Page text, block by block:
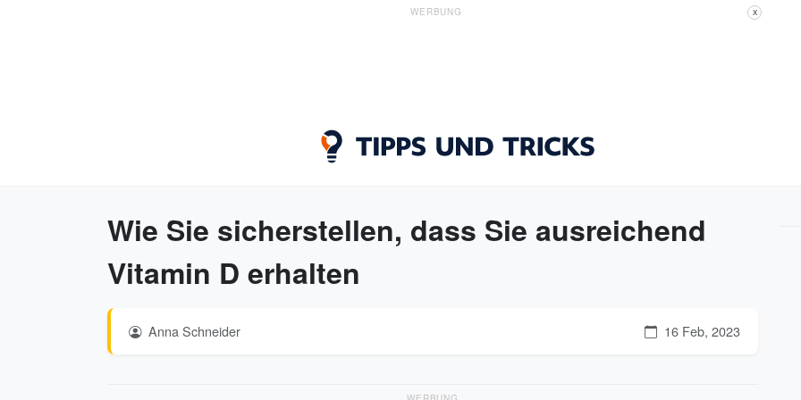
WERBUNG X
Wie Sie sicherstellen, dass Sie ausreichend
Vitamin D erhalten
Anna Schneider 16 Feb, 2023